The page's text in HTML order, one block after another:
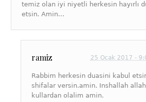
temiz olan iyi niyetli herkesin hayırlı
etsin. Amin…
ramiz 25 Ocak 2017 -
Rabbim herkesin duasini kabul
shifalar versin.amin. Inshallah
kullardan olalim amin.